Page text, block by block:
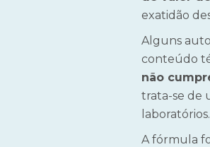
exatidão
Alguns
conteúdo
não
trata-se de
laboratórios.
A fórmula